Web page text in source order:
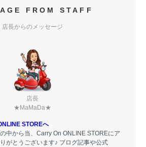
FROM STAFF
店長からのメッセージ
店長
★MaMaDa★
STOREへ
中から当、Carry On ONLINE STOREにア
がとうございます♪ ブログ記事や公式